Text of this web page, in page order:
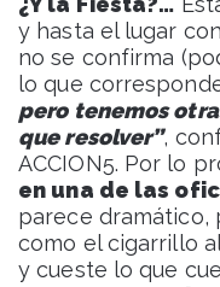
y hasta el lugar
no se confirma
lo que
pero tenemos
que resolver”,
ACCION5. Por lo
en una de las
parece dramático,
como el cigarrillo
y cueste lo que